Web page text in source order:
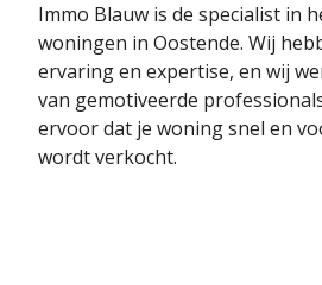
Immo Blauw is de specialist in
woningen in Oostende. Wij
ervaring en expertise, en wij
van gemotiveerde
ervoor dat je woning snel en
wordt verkocht.